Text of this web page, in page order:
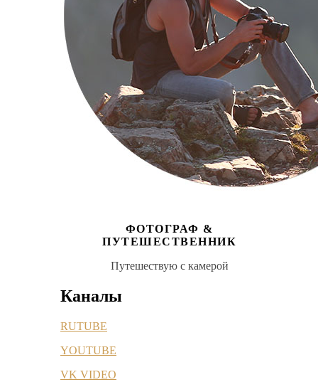
ФОТОГРАФ &
ПУТЕШЕСТВЕННИК
Путешествую с камерой
Каналы
RUTUBE
YOUTUBE
VK VIDEO